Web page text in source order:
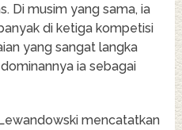
Di musim yang sama, ia
di ketiga kompetisi
yang sangat langka
ia sebagai
mencatatkan